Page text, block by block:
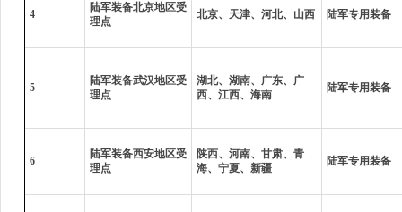
4
陆军装备北京地区受
理点
北京、天津、河北、山西 陆军专用装备
5
陆军装备武汉地区受
理点
湖北、湖南、广东、广
西、江西、海南
陆军专用装备
6
陆军装备西安地区受
理点
陕西、河南、甘肃、青
海、宁夏、新疆
陆军专用装备